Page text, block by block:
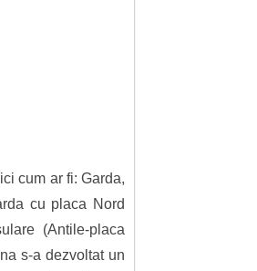
cum ar fi: Garda,
cu placa Nord
(Antile-placa
s-a dezvoltat un